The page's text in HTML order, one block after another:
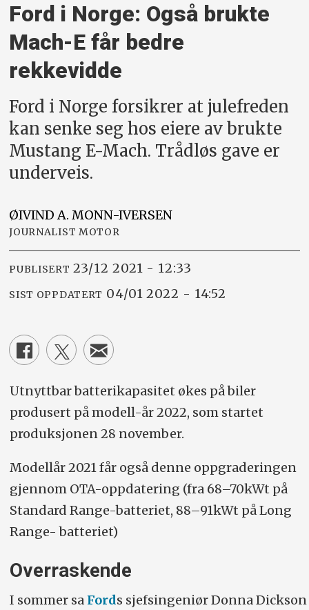
Ford i Norge: Også brukte
Mach-E får bedre
rekkevidde
Ford i Norge forsikrer at julefreden
kan senke seg hos eiere av brukte
Mustang E-Mach. Trådløs gave er
underveis.
ØIVIND A. MONN-IVERSEN
JOURNALIST MOTOR
PUBLISERT 23/12 2021 - 12:33
SIST OPPDATERT 04/01 2022 - 14:52
Utnyttbar batterikapasitet økes på biler
produsert på modell-år 2022, som startet
produksjonen 28 november.
Modellår 2021 får også denne oppgraderingen
gjennom OTA-oppdatering (fra 68–70kWt på
Standard Range-batteriet, 88–91kWt på Long
Range- batteriet)
Overraskende
I sommer sa Fords sjefsingeniør Donna Dickson